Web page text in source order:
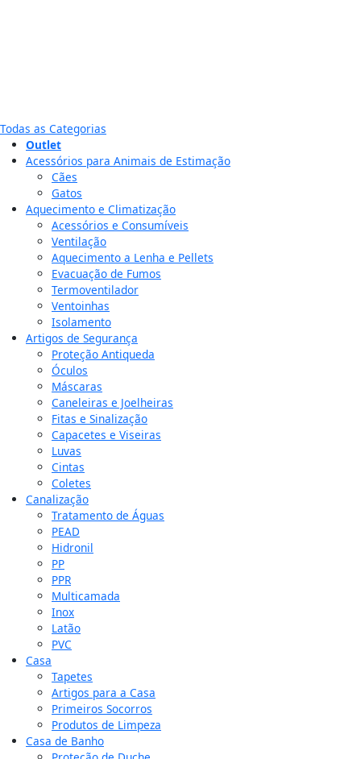
Todas as Categorias
Outlet
Acessórios para Animais de Estimação
Cães
Gatos
Aquecimento e Climatização
Acessórios e Consumíveis
Ventilação
Aquecimento a Lenha e Pellets
Evacuação de Fumos
Termoventilador
Ventoinhas
Isolamento
Artigos de Segurança
Proteção Antiqueda
Óculos
Máscaras
Caneleiras e Joelheiras
Fitas e Sinalização
Capacetes e Viseiras
Luvas
Cintas
Coletes
Canalização
Tratamento de Águas
PEAD
Hidronil
PP
PPR
Multicamada
Inox
Latão
PVC
Casa
Tapetes
Artigos para a Casa
Primeiros Socorros
Produtos de Limpeza
Casa de Banho